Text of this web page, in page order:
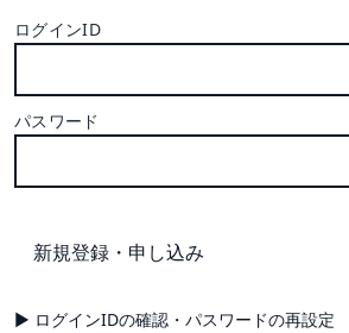
ログインID
パスワード
新規登録・申し込み
▶︎ ログインIDの確認・パスワードの再設定